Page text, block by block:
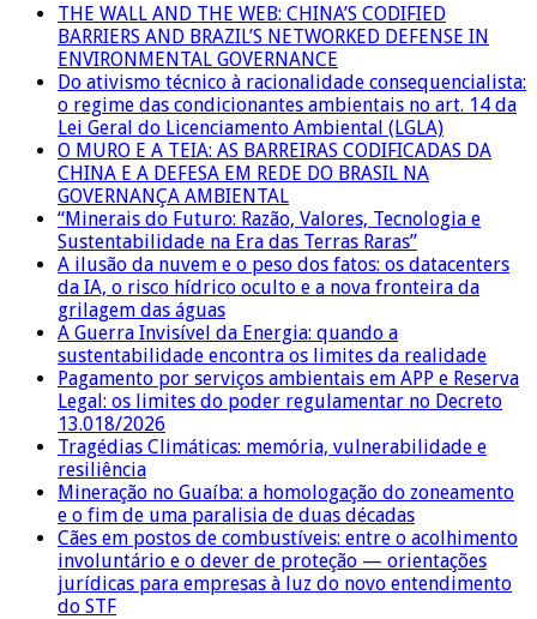
THE WALL AND THE WEB: CHINA’S CODIFIED
BARRIERS AND BRAZIL’S NETWORKED DEFENSE IN
ENVIRONMENTAL GOVERNANCE
Do ativismo técnico à racionalidade consequencialista:
o regime das condicionantes ambientais no art. 14 da
Lei Geral do Licenciamento Ambiental (LGLA)
O MURO E A TEIA: AS BARREIRAS CODIFICADAS DA
CHINA E A DEFESA EM REDE DO BRASIL NA
GOVERNANÇA AMBIENTAL
“Minerais do Futuro: Razão, Valores, Tecnologia e
Sustentabilidade na Era das Terras Raras”
A ilusão da nuvem e o peso dos fatos: os datacenters
da IA, o risco hídrico oculto e a nova fronteira da
grilagem das águas
A Guerra Invisível da Energia: quando a
sustentabilidade encontra os limites da realidade
Pagamento por serviços ambientais em APP e Reserva
Legal: os limites do poder regulamentar no Decreto
13.018/2026
Tragédias Climáticas: memória, vulnerabilidade e
resiliência
Mineração no Guaíba: a homologação do zoneamento
e o fim de uma paralisia de duas décadas
Cães em postos de combustíveis: entre o acolhimento
involuntário e o dever de proteção — orientações
jurídicas para empresas à luz do novo entendimento
do STF